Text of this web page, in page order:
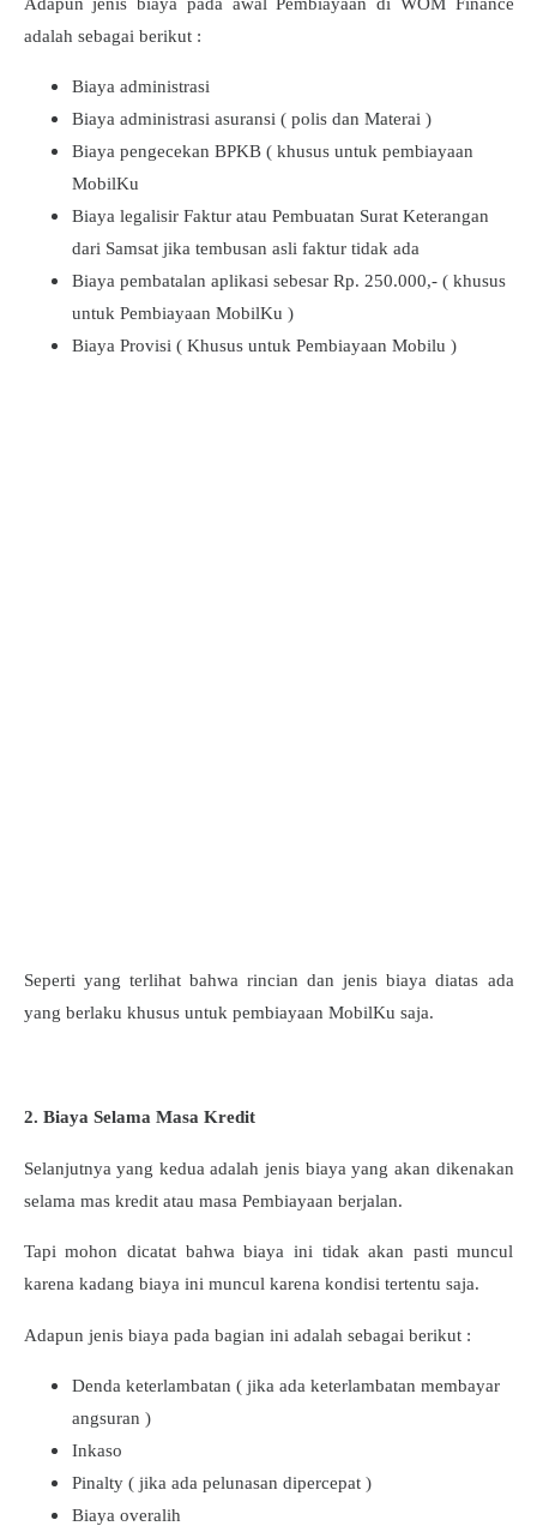
adalah sebagai berikut :
Biaya administrasi
Biaya administrasi asuransi ( polis dan Materai )
Biaya pengecekan BPKB ( khusus untuk pembiayaan
MobilKu
Biaya legalisir Faktur atau Pembuatan Surat Keterangan
dari Samsat jika tembusan asli faktur tidak ada
Biaya pembatalan aplikasi sebesar Rp. 250.000,- ( khusus
untuk Pembiayaan MobilKu )
Biaya Provisi ( Khusus untuk Pembiayaan Mobilu )
Seperti yang terlihat bahwa rincian dan jenis biaya diatas ada
yang berlaku khusus untuk pembiayaan MobilKu saja.
2. Biaya Selama Masa Kredit
Selanjutnya yang kedua adalah jenis biaya yang akan dikenakan
selama mas kredit atau masa Pembiayaan berjalan.
Tapi mohon dicatat bahwa biaya ini tidak akan pasti muncul
karena kadang biaya ini muncul karena kondisi tertentu saja.
Adapun jenis biaya pada bagian ini adalah sebagai berikut :
Denda keterlambatan ( jika ada keterlambatan membayar
angsuran )
Inkaso
Pinalty ( jika ada pelunasan dipercepat )
Biaya overalih